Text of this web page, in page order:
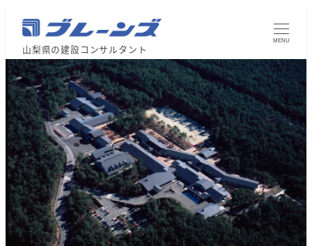
山梨県の建設コンサルタント
MENU